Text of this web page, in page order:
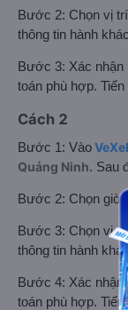
Bước 2: Chọn vị
thông tin hành
Bước 3: Xác nhận
toán phù hợp.
Cách 2
Bước 1: Vào
Quảng Ninh. Sau
Bước 2: Chọn giờ
Bước 3: Chọn vị
thông tin hành
Bước 4: Xác nhận
toán phù hợp.